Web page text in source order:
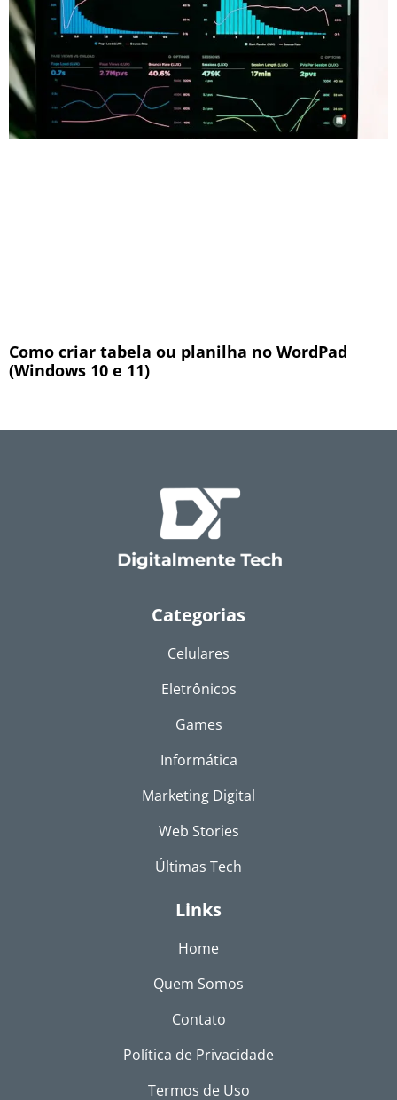
Como criar tabela ou planilha no WordPad
(Windows 10 e 11)
Categorias
Celulares
Eletrônicos
Games
Informática
Marketing Digital
Web Stories
Últimas Tech
Links
Home
Quem Somos
Contato
Política de Privacidade
Termos de Uso